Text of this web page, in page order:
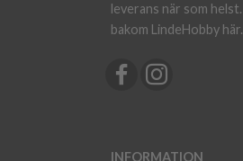
leverans när som helst.
bakom LindeHobby här.
INFORMATION